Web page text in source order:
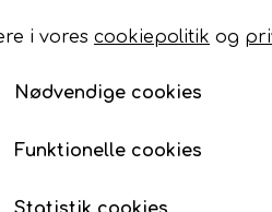
Komplet bilnøgle inkl.
Når du bestiller denne
programmeret og testet,
Programmeringen kan
til din adresse eller
Prisen inkluderer:
i vores cookiepolitik og
Nødvendige cookies
Funktionelle cookies